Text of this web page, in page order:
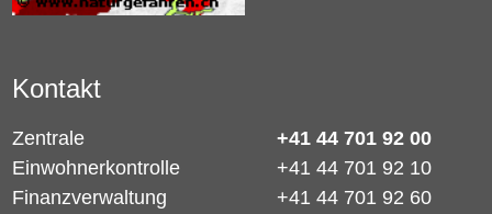
Kontakt
Zentrale
+41 44 701 92 00
Einwohnerkontrolle
+41 44 701 92 10
Finanzverwaltung
+41 44 701 92 60